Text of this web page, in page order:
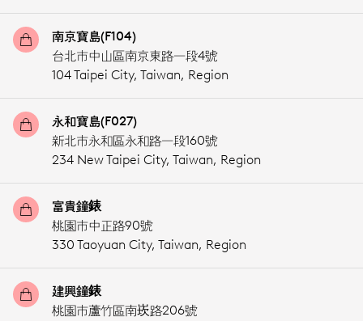
南京寶島(F104)
台北市中山區南京東路一段4號
104 Taipei City, Taiwan, Region
永和寶島(F027)
新北市永和區永和路一段160號
234 New Taipei City, Taiwan, Region
富貴鐘錶
桃園市中正路90號
330 Taoyuan City, Taiwan, Region
建興鐘錶
桃園市蘆竹區南崁路206號